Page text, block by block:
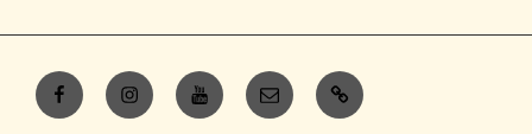
FacebookInstagramYoutubeE-
mail
Contacts